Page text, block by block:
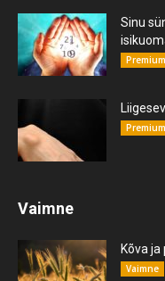
Sinu
Premium
Premium
Vaimne
Kõva
Vaimne